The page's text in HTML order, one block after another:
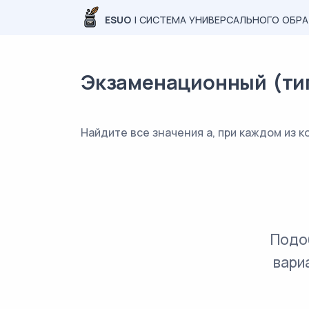
ESUO | СИСТЕМА УНИВЕРСАЛЬНОГО
Экзаменационный
Найдите все значения a, при каждом из